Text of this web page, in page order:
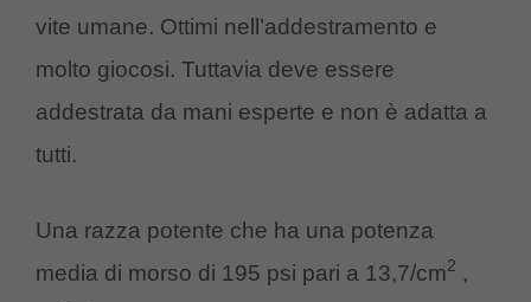
vite umane. Ottimi nell’addestramento e
molto giocosi. Tuttavia deve essere
addestrata da mani esperte e non è adatta a
tutti.
Una razza potente che ha una potenza
media di morso di 195 psi pari a 13,7/cm2 ,